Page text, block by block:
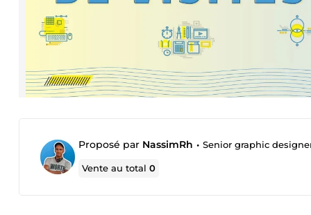
Proposé par NassimRh • Senior graphic
Vente au total0